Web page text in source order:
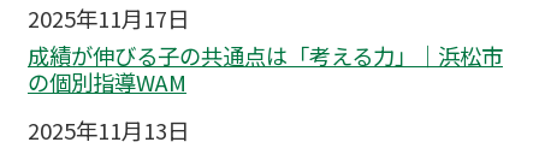
2025年11月17日
成績が伸びる子の共通点は「考える力」｜浜松市
の個別指導WAM
2025年11月13日